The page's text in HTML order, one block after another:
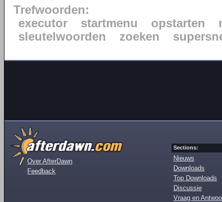
Trefwoorden:
executor
startmenu opstarten
sleutelwoorden
zoeken
Over AfterDawn
Feedback
Sections:
Nieuws
Downloads
Top Downloads
Discussie
Vraag en